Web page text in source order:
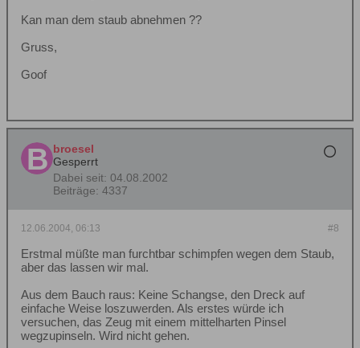
Kan man dem staub abnehmen ??
Gruss,
Goof
broesel
Gesperrt
Dabei seit: 04.08.2002
Beiträge: 4337
#8
12.06.2004, 06:13
Erstmal müßte man furchtbar schimpfen wegen dem Staub,
aber das lassen wir mal.
Aus dem Bauch raus: Keine Schangse, den Dreck auf
einfache Weise loszuwerden. Als erstes würde ich
versuchen, das Zeug mit einem mittelharten Pinsel
wegzupinseln. Wird nicht gehen.